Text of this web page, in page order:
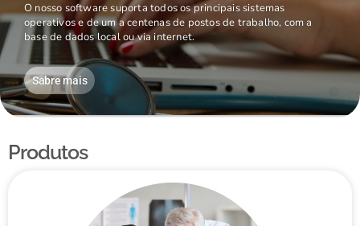
O nosso software suporta todos os principais sistemas
operativos e de um a centenas de postos de trabalho, com a
base de dados local ou via internet.
Sabre mais
Produtos